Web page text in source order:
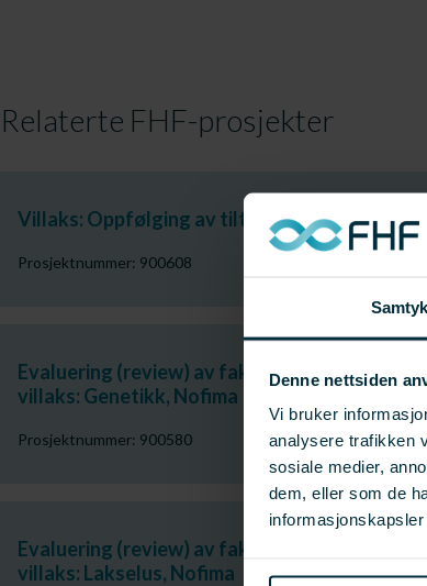
Denne nettsiden
Vi bruker
analysere trafikken
sosiale medier,
dem, eller som de
Relaterte FHF-prosjekter
Villaks: Oppfølging av tiltak ved
Prosjektnummer: 900608
Evaluering (review) av faktagrunnlaget om
villaks: Genetikk, Nofima
Prosjektnummer: 900580
Evaluering (review) av faktagrunnlaget om
villaks: Lakselus, Nofima